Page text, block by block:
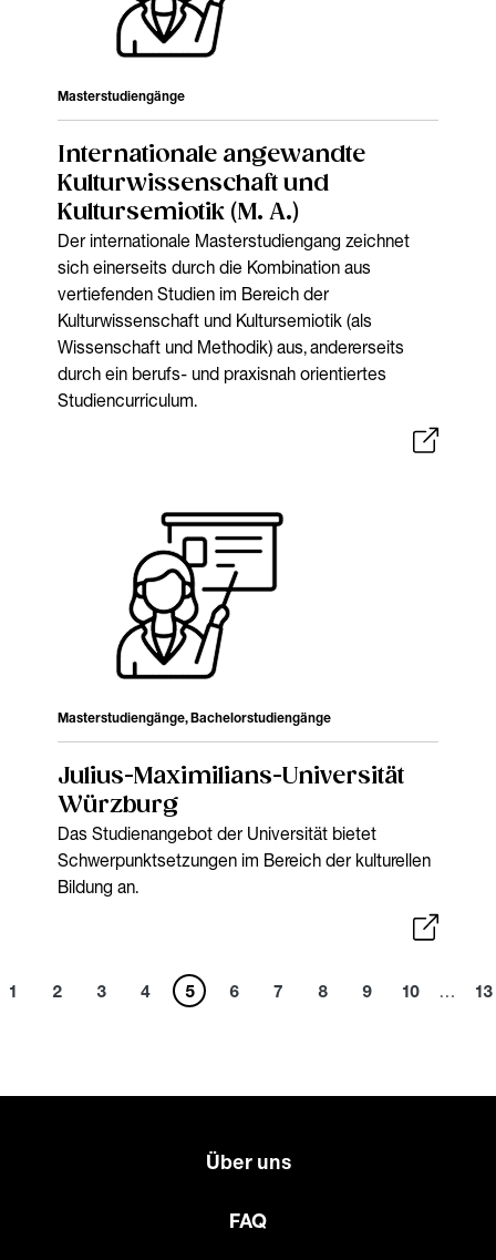
Masterstudiengänge
Internationale angewandte
Kulturwissenschaft und
Kultursemiotik (M. A.)
Der internationale Masterstudiengang zeichnet
sich einerseits durch die Kombination aus
vertiefenden Studien im Bereich der
Kulturwissenschaft und Kultursemiotik (als
Wissenschaft und Methodik) aus, andererseits
durch ein berufs- und praxisnah orientiertes
Studiencurriculum.
Masterstudiengänge, Bachelorstudiengänge
Julius-Maximilians-Universität
Würzburg
Das Studienangebot der Universität bietet
Schwerpunktsetzungen im Bereich der kulturellen
Bildung an.
1 2 3 4 5 6 7 8 9 10 … 13
Über uns
FAQ